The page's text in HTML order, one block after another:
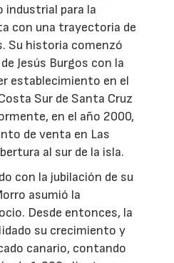
para la
con una trayectoria de
Su historia comenzó
Jesús Burgos con la
establecimiento en el
Sur de Santa Cruz
en el año 2000,
de venta en Las
al sur de la isla.
con la jubilación de su
asumió la
Desde entonces, la
su crecimiento y
canario, contando